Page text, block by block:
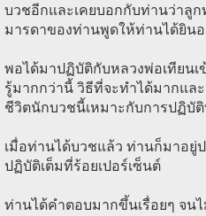
บวชอีกและเคยบอกกับท่านว่าลู
มารดาของท่านพูดให้ท่านได้ยิน
พอได้มาปฏิบัติกับหลวงพ่อเทียนเ
รู้มากกว่านี้ วิธีที่จะทำได้มากแล
ชีวิตนักบวชนี้เหมาะกับการปฏิบั
เมื่อท่านได้บวชแล้ว ท่านก็มาอยู่
ปฏิบัติเต็มที่ร้อยเปอร์เซ็นต์
ท่านได้คำตอบมากขึ้นเรื่อยๆ จนไ